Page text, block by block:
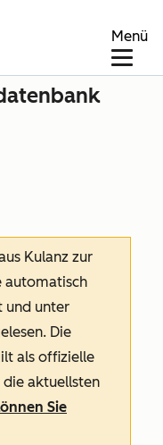
Menü
Kulanz zur
automatisch
und unter
Die
als offizielle
die aktuellsten
Sie